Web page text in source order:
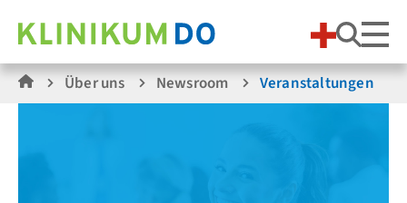
Über uns Newsroom Veranstaltungen